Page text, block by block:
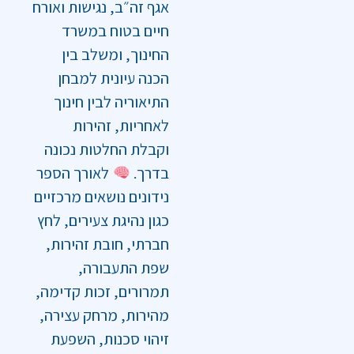
אגף זה״ב, נגישות ואורח
חיים בטוח במשרד
החינוך, ומשלב בין
הכנה עיונית למבחן
התיאוריה לבין חינוך
לאחריות, זהירות
וקבלת החלטות נכונה
בדרך.
לאורך הספר
נידונים נושאים מרכזיים
כגון נהיגת צעירים, לחץ
חברתי, חובת זהירות,
שפת התעבורה,
תמרורים, זכות קדימה,
מהירות, מרחק עצירה,
זיהוי סכנות, השפעת